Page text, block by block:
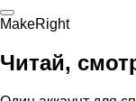
MakeRight
Читай,